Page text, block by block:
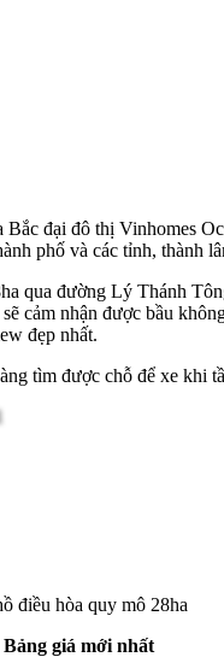
đại đô thị Vinhomes
phố và các tỉnh, thành
qua đường Lý Thánh
cảm nhận được bầu
đẹp nhất.
tìm được chỗ để xe khi
điều hòa quy mô 28ha
giá mới nhất